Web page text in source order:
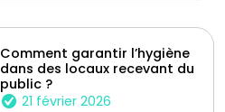
Comment garantir l’hygiène
dans des locaux recevant du
public ?
21 février 2026